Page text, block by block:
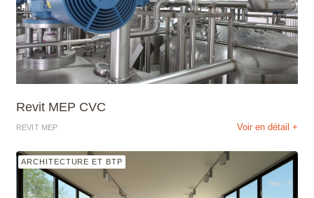
Revit MEP CVC
REVIT MEP Voir en détail +
ARCHITECTURE ET BTP